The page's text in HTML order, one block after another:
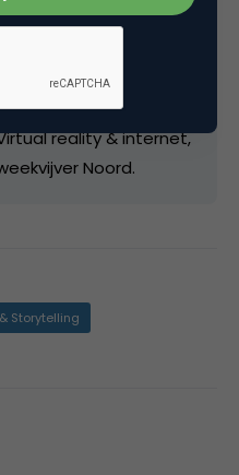
ook,
simpel houd. CMG
door DWVTS
Crossover
reality & internet,
Noord.
Storytelling